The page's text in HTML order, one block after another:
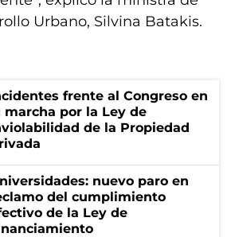
Urbano, Silvina Batakis.
frente al Congreso en
marcha por la Ley de
de la Propiedad
nuevo paro en
del cumplimiento
de la Ley de